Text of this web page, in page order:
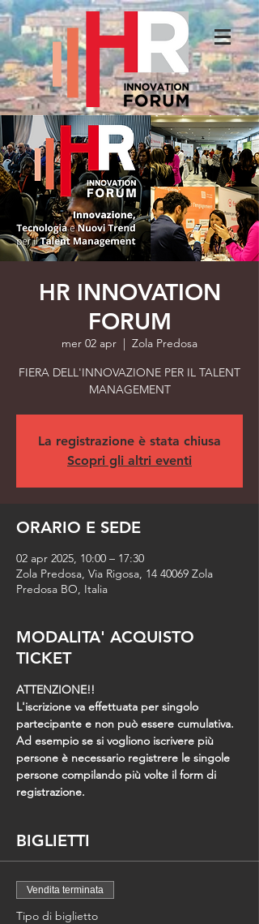
HR INNOVATION
FORUM
mer 02 apr
  |
Zola Predosa
FIERA DELL'INNOVAZIONE PER IL TALENT
MANAGEMENT
La registrazione è stata chiusa
Scopri gli altri eventi
ORARIO E SEDE
02 apr 2025, 10:00 – 17:30
Zola Predosa, Via Rigosa, 14 40069 Zola
Predosa BO, Italia
MODALITA' ACQUISTO
TICKET
ATTENZIONE!!
L'iscrizione va effettuata per singolo
partecipante e non può essere cumulativa.
Ad esempio se si vogliono iscrivere più
persone è necessario registrere le singole
persone compilando più volte il form di
registrazione.
BIGLIETTI
Vendita terminata
Tipo di biglietto